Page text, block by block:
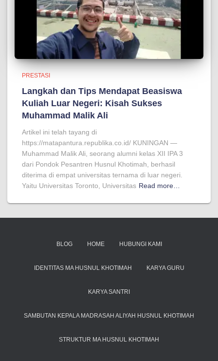
PRESTASI
Langkah dan Tips Mendapat Beasiswa
Kuliah Luar Negeri: Kisah Sukses
Muhammad Malik Ali
Artikel ini telah tayang di
https://matapantura.republika.co.id/ KUNINGAN —
Muhammad Malik Ali, seorang alumni kelas XII IPA 3
dari Pondok Pesantren Husnul Khotimah, berhasil
diterima di empat universitas ternama di luar negeri.
Yaitu Universitas Toronto, Universitas Read more…
BLOG HOME HUBUNGI KAMI
IDENTITAS MA HUSNUL KHOTIMAH KARYA GURU
KARYA SANTRI
SAMBUTAN KEPALA MADRASAH ALIYAH HUSNUL KHOTIMAH
STRUKTUR MA HUSNUL KHOTIMAH